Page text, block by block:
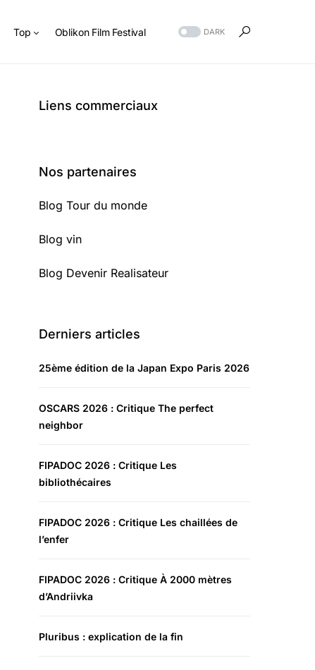
Top Oblikon Film Festival DARK
Liens commerciaux
Nos partenaires
Blog Tour du monde
Blog vin
Blog Devenir Realisateur
Derniers articles
25ème édition de la Japan Expo Paris 2026
OSCARS 2026 : Critique The perfect
neighbor
FIPADOC 2026 : Critique Les
bibliothécaires
FIPADOC 2026 : Critique Les chaillées de
l’enfer
FIPADOC 2026 : Critique À 2000 mètres
d’Andriivka
Pluribus : explication de la fin